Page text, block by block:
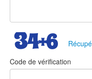
Code de vérification